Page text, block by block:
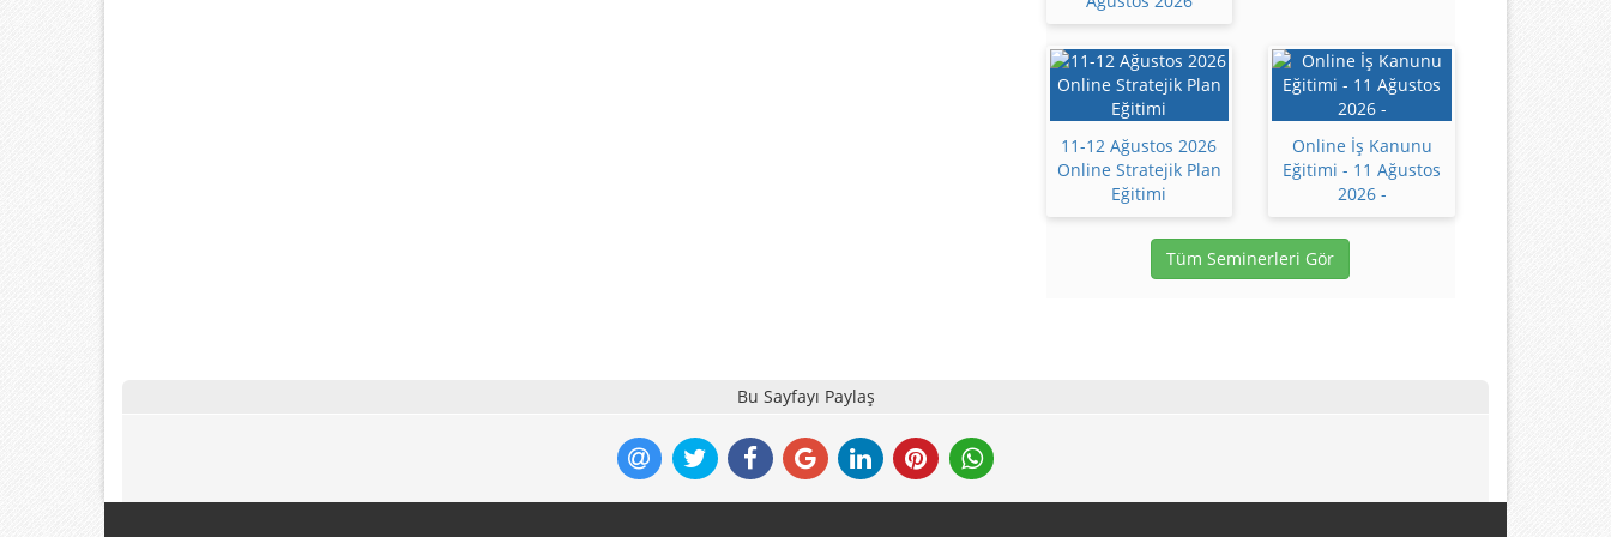
11-12 Ağustos 2026
Online Stratejik Plan
Eğitimi
Online İş Kanunu
Eğitimi - 11 Ağustos
2026 -
Tüm Seminerleri Gör
Bu Sayfayı Paylaş